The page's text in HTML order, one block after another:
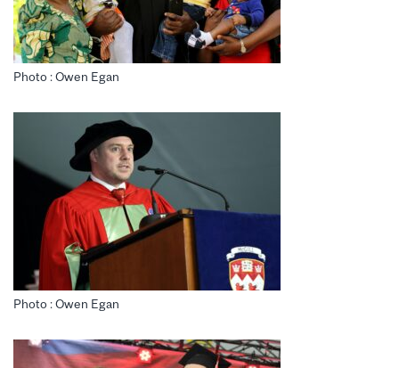
Photo : Owen Egan
Photo : Owen Egan